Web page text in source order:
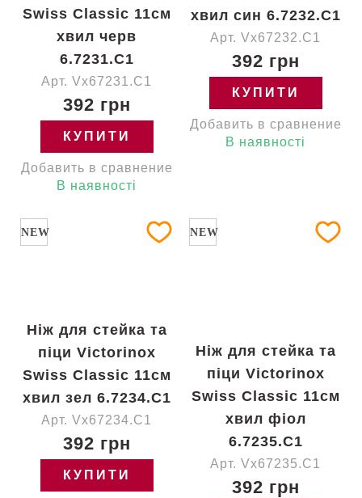
Swiss Classic 11см
хвил черв
6.7231.C1
Арт. Vx67231.C1
392 грн
КУПИТИ
Добавить в сравнение
В наявності
хвил син 6.7232.C1
Арт. Vx67232.C1
392 грн
КУПИТИ
Добавить в сравнение
В наявності
NEW
Ніж для стейка та
піци Victorinox
Swiss Classic 11см
хвил зел 6.7234.C1
Арт. Vx67234.C1
392 грн
КУПИТИ
NEW
Ніж для стейка та
піци Victorinox
Swiss Classic 11см
хвил фіол
6.7235.C1
Арт. Vx67235.C1
392 грн